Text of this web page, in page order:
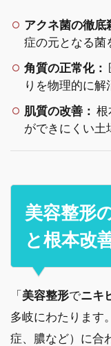
アクネ菌の徹底
症の元となる菌
角質の正常化：
りを物理的に解
肌質の改善： 根
ができにくい土
美容整形
と根本改
「美容整形でニキ
多岐にわたります
症、膿など）に合